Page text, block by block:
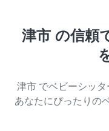
津市 の信頼
津市 でベビーシッ
あなたにぴったりの